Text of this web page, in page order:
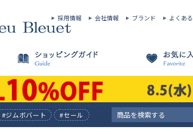
採用情報 会社情報 ブランド よくあ
#ジムボバート #セール